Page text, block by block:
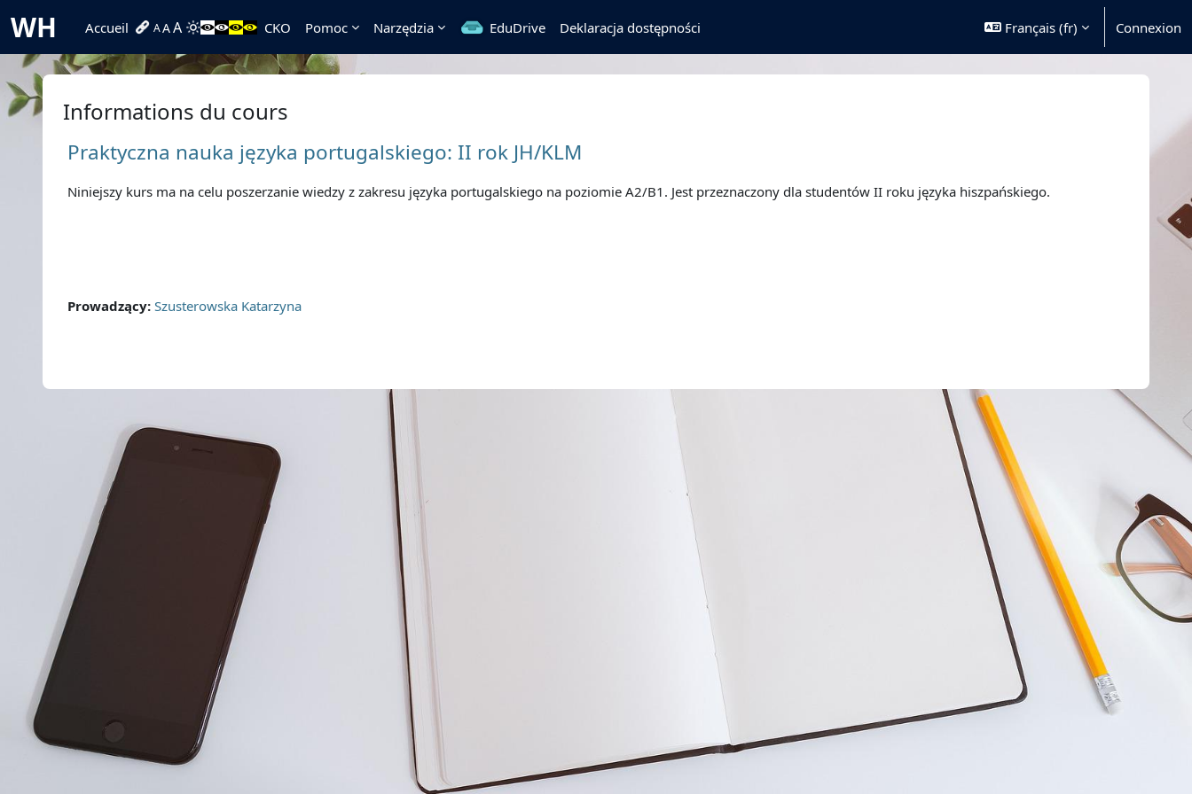
WH Accueil AAA CKO Pomoc Narzędzia EduDrive Deklaracja dostępności Français ‎(fr)‎ Connexion
Informations du cours
Praktyczna nauka języka portugalskiego: II rok JH/KLM
Niniejszy kurs ma na celu poszerzanie wiedzy z zakresu języka portugalskiego na poziomie A2/B1. Jest przeznaczony dla studentów II roku języka hiszpańskiego.
Prowadzący: Szusterowska Katarzyna